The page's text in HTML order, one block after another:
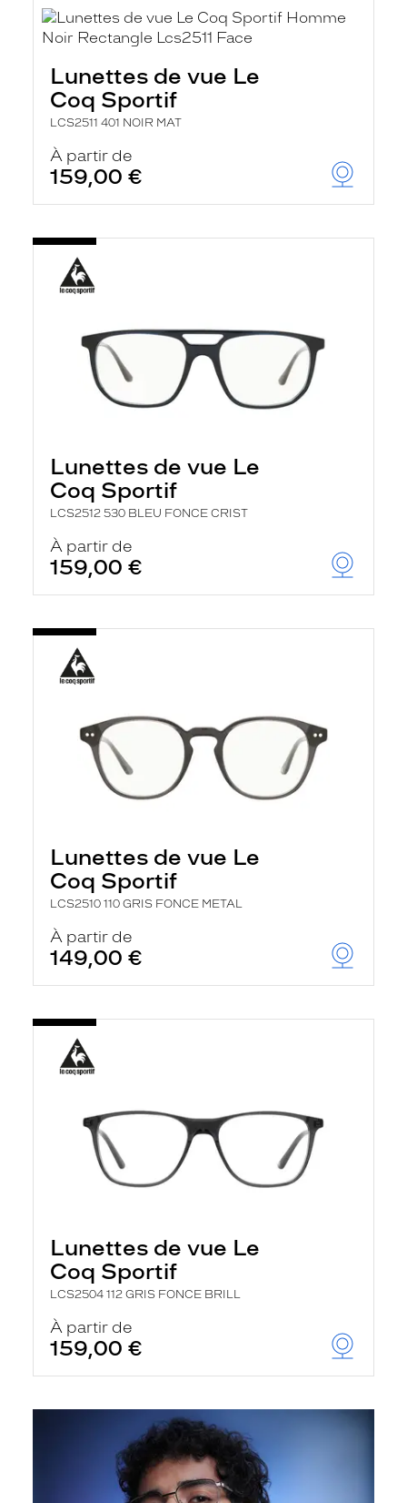
Lunettes de vue Le
Coq Sportif
LCS2511 401 NOIR MAT
À partir de
159,00 €
Lunettes de vue Le
Coq Sportif
LCS2512 530 BLEU FONCE CRIST
À partir de
159,00 €
Lunettes de vue Le
Coq Sportif
LCS2510 110 GRIS FONCE METAL
À partir de
149,00 €
Lunettes de vue Le
Coq Sportif
LCS2504 112 GRIS FONCE BRILL
À partir de
159,00 €